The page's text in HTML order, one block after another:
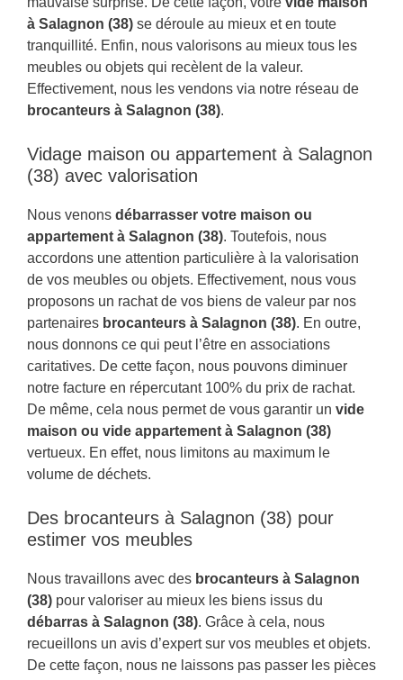
à Salagnon (38) se déroule au mieux et en toute
tranquillité. Enfin, nous valorisons au mieux tous les
meubles ou objets qui recèlent de la valeur.
Effectivement, nous les vendons via notre réseau de
brocanteurs à Salagnon (38).
Vidage maison ou appartement à Salagnon
(38) avec valorisation
Nous venons débarrasser votre maison ou
appartement à Salagnon (38). Toutefois, nous
accordons une attention particulière à la valorisation
de vos meubles ou objets. Effectivement, nous vous
proposons un rachat de vos biens de valeur par nos
partenaires brocanteurs à Salagnon (38). En outre,
nous donnons ce qui peut l’être en associations
caritatives. De cette façon, nous pouvons diminuer
notre facture en répercutant 100% du prix de rachat.
De même, cela nous permet de vous garantir un vide
maison ou vide appartement à Salagnon (38)
vertueux. En effet, nous limitons au maximum le
volume de déchets.
Des brocanteurs à Salagnon (38) pour
estimer vos meubles
Nous travaillons avec des brocanteurs à Salagnon
(38) pour valoriser au mieux les biens issus du
débarras à Salagnon (38). Grâce à cela, nous
recueillons un avis d’expert sur vos meubles et objets.
De cette façon, nous ne laissons pas passer les pièces